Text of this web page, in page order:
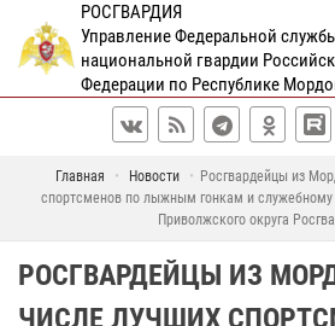
РОСГВАРДИЯ
Управление Федеральной
национальной гвардии
Федерации по Республике
Главная Новости
Росгвардейцы из
спортсменов по лыжным гонкам и
Приволжского округа
РОСГВАРДЕЙЦЫ ИЗ
ЧИСЛЕ ЛУЧШИХ